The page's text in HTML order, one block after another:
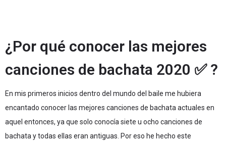
¿Por qué conocer las mejores
canciones de bachata 2020 ✅ ?
En mis primeros inicios dentro del mundo del baile me hubiera
encantado conocer las mejores canciones de bachata actuales en
aquel entonces, ya que solo conocía siete u ocho canciones de
bachata y todas ellas eran antiguas. Por eso he hecho este